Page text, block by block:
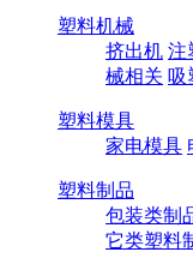
塑料机械
挤出机 注
械相关 吸
塑料模具
家电模具
塑料制品
包装类制
它类塑料